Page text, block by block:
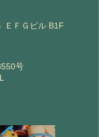
ＥＦＧビル B1F
号